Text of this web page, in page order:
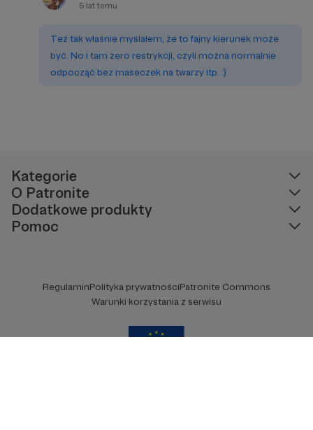
5 lat temu
Też tak właśnie myślałem, że to fajny kierunek może
być. No i tam zero restrykcji, czyli można normalnie
odpocząć bez maseczek na twarzy itp. :)
Kategorie
O Patronite
Dodatkowe produkty
Pomoc
RegulaminPolityka prywatnościPatronite Commons
Warunki korzystania z serwisu